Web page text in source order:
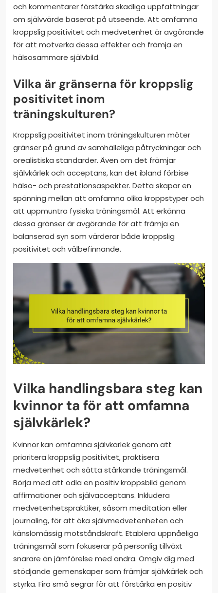
och kommentarer förstärka skadliga uppfattningar
om självvärde baserat på utseende. Att omfamna
kroppslig positivitet och medvetenhet är avgörande
för att motverka dessa effekter och främja en
hälsosammare självbild.
Vilka är gränserna för kroppslig
positivitet inom
träningskulturen?
Kroppslig positivitet inom träningskulturen möter
gränser på grund av samhälleliga påtryckningar och
orealistiska standarder. Även om det främjar
självkärlek och acceptans, kan det ibland förbise
hälso- och prestationsaspekter. Detta skapar en
spänning mellan att omfamna olika kroppstyper och
att uppmuntra fysiska träningsmål. Att erkänna
dessa gränser är avgörande för att främja en
balanserad syn som värderar både kroppslig
positivitet och välbefinnande.
Vilka handlingsbara steg kan
kvinnor ta för att omfamna
självkärlek?
Kvinnor kan omfamna självkärlek genom att
prioritera kroppslig positivitet, praktisera
medvetenhet och sätta stärkande träningsmål.
Börja med att odla en positiv kroppsbild genom
affirmationer och självacceptans. Inkludera
medvetenhetspraktiker, såsom meditation eller
journaling, för att öka självmedvetenheten och
känslomässig motståndskraft. Etablera uppnåeliga
träningsmål som fokuserar på personlig tillväxt
snarare än jämförelse med andra. Omgiv dig med
stödjande gemenskaper som främjar självkärlek och
styrka. Fira små segrar för att förstärka en positiv